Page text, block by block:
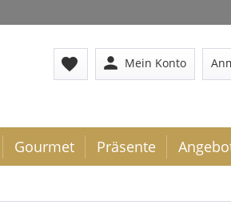
favorite person Mein Konto
Gourmet Präsente